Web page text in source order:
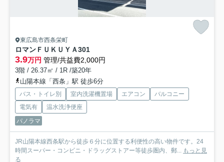
東広島市西条栄町
ロマンＦＵＫＵＹＡ301
3.9万円 管理/共益費2,000円
3階 / 26.37㎡ / 1R /築20年
山陽本線「西条」駅 徒歩6分
バス・トイレ別 室内洗濯機置場 エアコン
バルコニー
電気有
温水洗浄便座
パノラマ
JR山陽本線西条駅から徒歩６分に位置する利便性の高い物件です。24
時間スーパー・コンビニ・ドラッグストアー等徒歩圏内、郵...
もっと見
る